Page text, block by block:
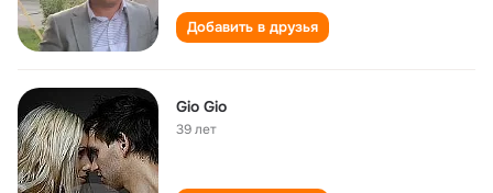
Добавить в друзья
Gio Gio
39 лет